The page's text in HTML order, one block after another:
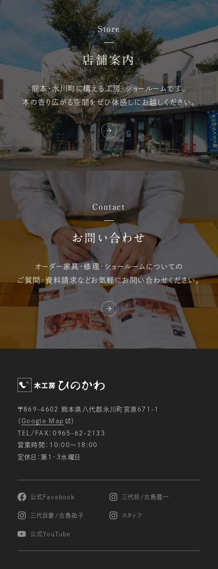
Store
店舗案内
熊本・氷川町に構える工房・ショールームです。
木の香り広がる空間をぜひ体感しにお越しください。
Contact
お問い合わせ
オーダー家具・修理・ ショールームについての
ご質問・資料請求などお気軽にお問い合わせください。
〒869-4602 熊本県八代郡氷川町宮原671-1
（ Google Map
）
TEL/FAX：0965-62-2133
営業時間：10:00〜18:00
定休日：第1・3水曜日
公式Facebook 三代目/古島隆一
三代目妻/古島祐子 スタッフ
公式YouTube